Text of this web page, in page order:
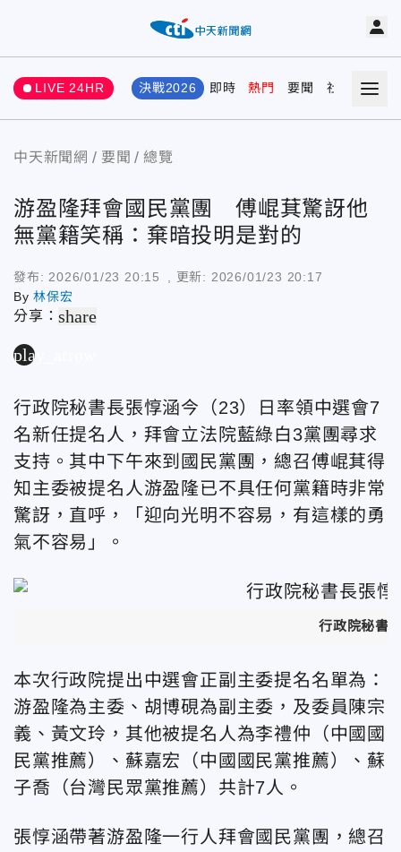
LIVE 24HR 決戰2026 即時 熱門 要聞 社會 娛樂
中天新聞網 要聞 總覽
游盈隆拜會國民黨團 傅崐萁驚訝他
無黨籍笑稱：棄暗投明是對的
發布: 2026/01/23 20:15 , 更新: 2026/01/23 20:17
By林保宏
分享：share
play_arrow
行政院秘書長張惇涵今（23）日率領中選會7
名新任提名人，拜會立法院藍綠白3黨團尋求
支持。其中下午來到國民黨團，總召傅崐萁得
知主委被提名人游盈隆已不具任何黨籍時非常
驚訝，直呼，「迎向光明不容易，有這樣的勇
氣不容易」。
行政院秘書
本次行政院提出中選會正副主委提名名單為：
游盈隆為主委、胡博硯為副主委，及委員陳宗
義、黃文玲，其他被提名人為李禮仲（中國國
民黨推薦）、蘇嘉宏（中國國民黨推薦）、蘇
子喬（台灣民眾黨推薦）共計7人。
張惇涵帶著游盈隆一行人拜會國民黨團，總召